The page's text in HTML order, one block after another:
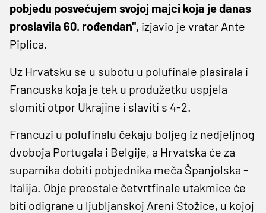
pobjedu posvećujem svojoj majci koja je danas
proslavila 60. rođendan", izjavio je vratar Ante
Piplica.
Uz Hrvatsku se u subotu u polufinale plasirala i
Francuska koja je tek u produžetku uspjela
slomiti otpor Ukrajine i slaviti s 4-2.
Francuzi u polufinalu čekaju boljeg iz nedjeljnog
dvoboja Portugala i Belgije, a Hrvatska će za
suparnika dobiti pobjednika meča Španjolska -
Italija. Obje preostale četvrtfinale utakmice će
biti odigrane u ljubljanskoj Areni Stožice, u kojoj